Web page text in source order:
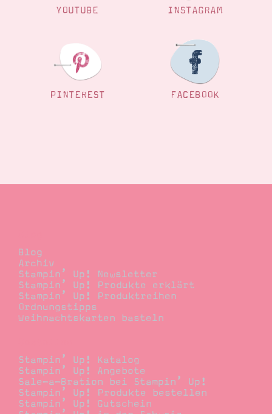
YOUTUBE INSTAGRAM
PINTEREST FACEBOOK
Blog
Archiv
Stampin’ Up! Newsletter
Stampin’ Up! Produkte erklärt
Stampin’ Up! Produktreihen
Ordnungstipps
Weihnachtskarten basteln
Stampin’ Up! Katalog
Stampin’ Up! Angebote
Sale-a-Bration bei Stampin’ Up!
Stampin’ Up! Produkte bestellen
Stampin’ Up! Gutschein